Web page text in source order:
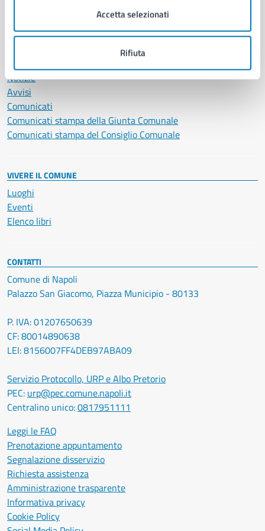
Accetta selezionati
Rifiuta
Notizie
Avvisi
Comunicati
Comunicati stampa della Giunta Comunale
Comunicati stampa del Consiglio Comunale
VIVERE IL COMUNE
Luoghi
Eventi
Elenco libri
CONTATTI
Comune di Napoli
Palazzo San Giacomo, Piazza Municipio - 80133
P. IVA: 01207650639
CF: 80014890638
LEI: 8156007FF4DEB97ABA09
Servizio Protocollo, URP e Albo Pretorio
PEC: urp@pec.comune.napoli.it
Centralino unico:0817951111
Leggi le FAQ
Prenotazione appuntamento
Segnalazione disservizio
Richiesta assistenza
Amministrazione trasparente
Informativa privacy
Cookie Policy